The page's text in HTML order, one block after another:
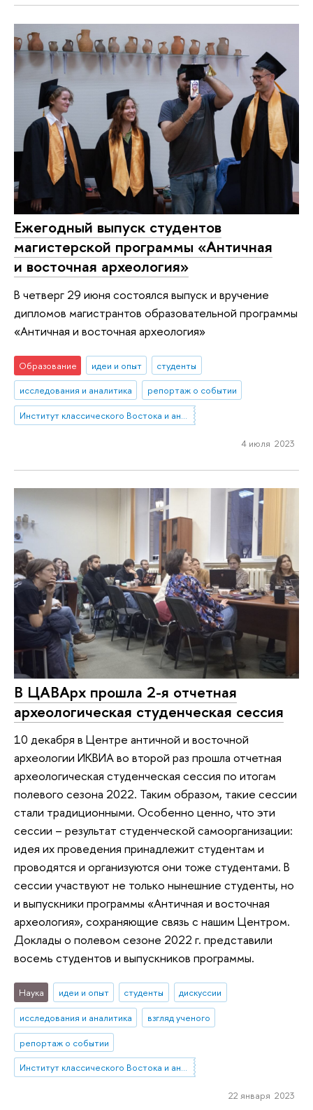
Ежегодный выпуск студентов
магистерской программы «Античная
и восточная археология»
В четверг 29 июня состоялся выпуск и вручение
дипломов магистрантов образовательной программы
«Античная и восточная археология»
Образование идеи и опыт
студенты
исследования и аналитика
репортаж о событии
Институт классического Востока и античности
4 июля 2023
В ЦАВАрх прошла 2-я отчетная
археологическая студенческая сессия
10 декабря в Центре античной и восточной
археологии ИКВИА во второй раз прошла отчетная
археологическая студенческая сессия по итогам
полевого сезона 2022. Таким образом, такие сессии
стали традиционными. Особенно ценно, что эти
сессии – результат студенческой самоорганизации:
идея их проведения принадлежит студентам и
проводятся и организуются они тоже студентами. В
сессии участвуют не только нынешние студенты, но
и выпускники программы «Античная и восточная
археология», сохраняющие связь с нашим Центром.
Доклады о полевом сезоне 2022 г. представили
восемь студентов и выпускников программы.
Наука идеи и опыт студенты
дискуссии
исследования и аналитика
взгляд ученого
репортаж о событии
Институт классического Востока и античности
22 января 2023